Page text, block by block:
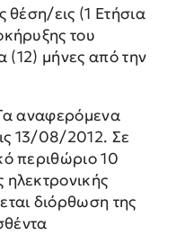
εις (1 Ετήσια
του
(12) μήνες από την
αναφερόμενα
13/08/2012. Σε
περιθώριο 10
διόρθωση της